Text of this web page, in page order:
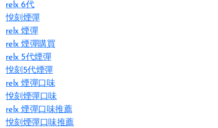
relx 6代
悅刻煙彈
relx 煙彈
relx 煙彈購買
relx 5代煙彈
悅刻5代煙彈
relx 煙彈口味
悅刻煙彈口味
relx 煙彈口味推薦
悅刻煙彈口味推薦